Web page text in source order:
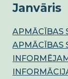
Janvāris
APMĀCĪBAS
APMĀCĪBAS